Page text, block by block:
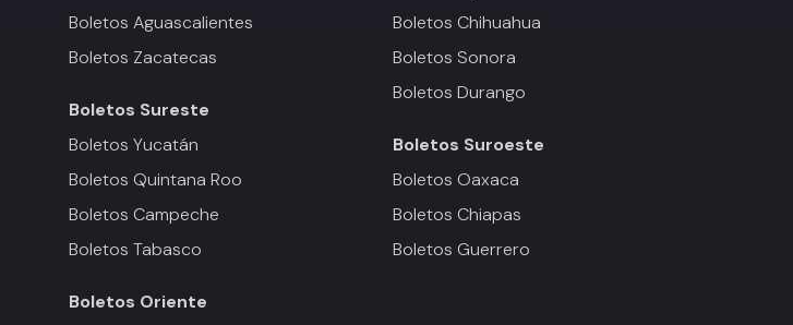
Boletos Aguascalientes
Boletos Zacatecas
Boletos Sureste
Boletos Yucatán
Boletos Quintana Roo
Boletos Campeche
Boletos Tabasco
Boletos Oriente
Boletos Chihuahua
Boletos Sonora
Boletos Durango
Boletos Suroeste
Boletos Oaxaca
Boletos Chiapas
Boletos Guerrero